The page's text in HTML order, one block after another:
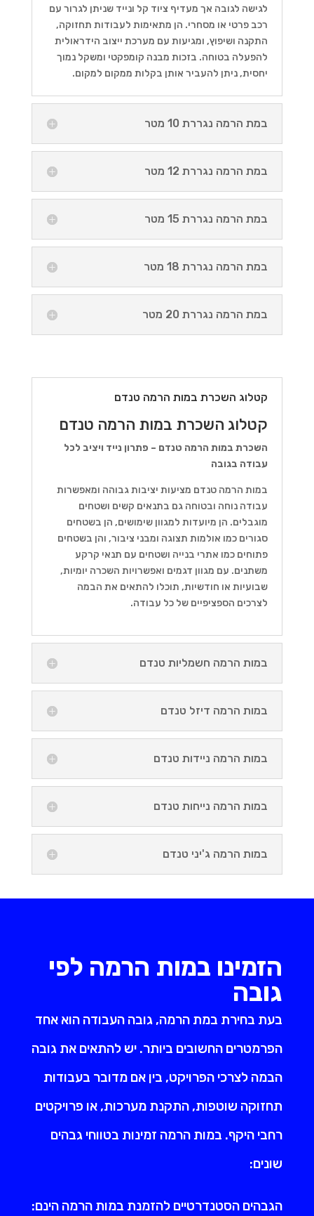
לגישה לגובה אך מעדיף ציוד קל ונייד שניתן לגרור עם
רכב פרטי או מסחרי. הן מתאימות לעבודות תחזוקה,
התקנה ושיפוץ, ומגיעות עם מערכת ייצוב הידראולית
להפעלה בטוחה. בזכות מבנה קומפקטי ומשקל נמוך
יחסית, ניתן להעביר אותן בקלות ממקום למקום.
במת הרמה נגררת 10 מטר
במת הרמה נגררת 12 מטר
במת הרמה נגררת 15 מטר
במת הרמה נגררת 18 מטר
במת הרמה נגררת 20 מטר
קטלוג השכרת במות הרמה טנדם
קטלוג השכרת במות הרמה טנדם
השכרת במות הרמה טנדם – פתרון נייד ויציב לכל
עבודה בגובה
במות הרמה טנדם מציעות יציבות גבוהה ומאפשרות
עבודה נוחה ובטוחה גם בתנאים קשים ושטחים
מוגבלים. הן מיועדות למגוון שימושים, הן בשטחים
סגורים כמו אולמות תצוגה ומבני ציבור, והן בשטחים
פתוחים כמו אתרי בנייה ושטחים עם תנאי קרקע
משתנים. עם מגוון דגמים ואפשרויות השכרה יומיות,
שבועיות או חודשיות, תוכלו להתאים את הבמה
לצרכים הספציפיים של כל עבודה.
במות הרמה חשמליות טנדם
במות הרמה דיזל טנדם
במות הרמה ניידות טנדם
במות הרמה נייחות טנדם
במות הרמה ג'יני טנדם
הזמינו במות הרמה לפי
גובה
בעת בחירת במת הרמה, גובה העבודה הוא אחד
הפרמטרים החשובים ביותר. יש להתאים את גובה
הבמה לצרכי הפרויקט, בין אם מדובר בעבודות
תחזוקה שוטפות, התקנת מערכות, או פרויקטים
רחבי היקף. במות הרמה זמינות בטווחי גבהים
שונים:
הגבהים הסטנדרטיים להזמנת במות הרמה הינם: